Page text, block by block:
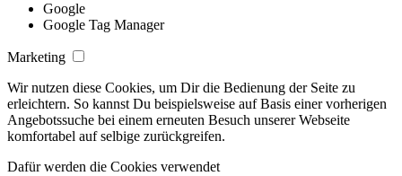
Google
Google Tag Manager
Marketing
Wir nutzen diese Cookies, um Dir die Bedienung der Seite zu
erleichtern. So kannst Du beispielsweise auf Basis einer vorherigen
Angebotssuche bei einem erneuten Besuch unserer Webseite
komfortabel auf selbige zurückgreifen.
Dafür werden die Cookies verwendet